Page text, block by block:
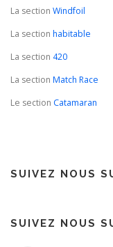
La section Windfoil
La section habitable
La section 420
La section Match Race
Le section Catamaran
SUIVEZ NOUS
SUIVEZ NOUS